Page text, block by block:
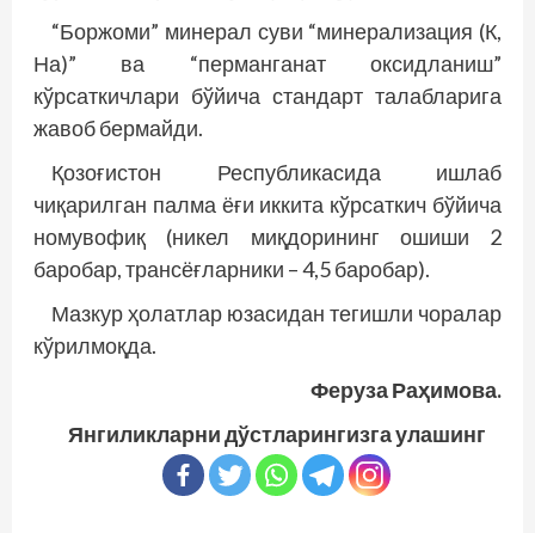
“Боржоми” минерал суви “минерализация (К,
На)” ва “перманганат оксидланиш”
кўрсаткичлари бўйича стандарт талабларига
жавоб бермайди.
Қозоғистон Республикасида ишлаб
чиқарилган палма ёғи иккита кўрсаткич бўйича
номувофиқ (никел миқдорининг ошиши 2
баробар, трансёғларники – 4,5 баробар).
Мазкур ҳолатлар юзасидан тегишли чоралар
кўрилмоқда.
Феруза Раҳимова.
Янгиликларни дўстларингизга улашинг